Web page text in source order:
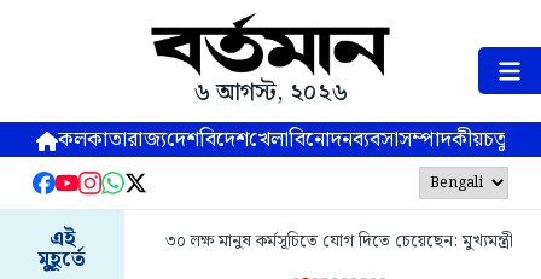
৬ আগস্ট, ২০২৬
কলকাতারাজ্যদেশবিদেশখেলাবিনোদনব্যবসাসম্পাদকীয়
এই
মুহূর্তে
৩০ লক্ষ মানুষ কর্মসূচিতে যোগ দিতে চেয়েছেন: মুখ্যমন্ত্রী